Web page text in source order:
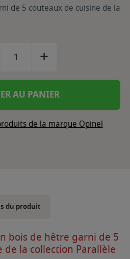
de 5 couteaux de cuisine de la
+
AU PANIER
de la marque Opinel
du produit
bois de hêtre garni de 5
de la collection Parallèle